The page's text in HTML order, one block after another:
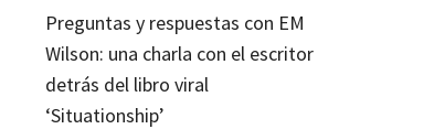
Preguntas y respuestas con EM
Wilson: una charla con el escritor
detrás del libro viral
‘Situationship’